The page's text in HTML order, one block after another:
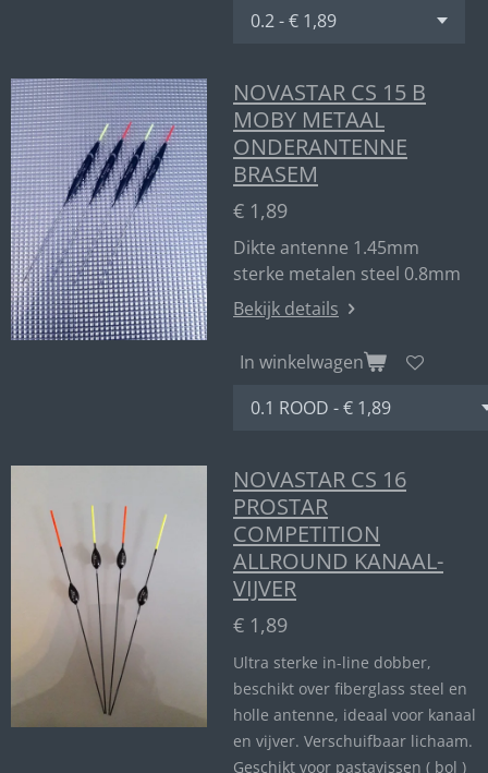
NOVASTAR CS 15 B
MOBY METAAL
ONDERANTENNE
BRASEM
€ 1,89
Dikte antenne 1.45mm
sterke metalen steel 0.8mm
Bekijk details
In winkelwagen
NOVASTAR CS 16
PROSTAR
COMPETITION
ALLROUND KANAAL-
VIJVER
€ 1,89
Ultra sterke in-line dobber,
beschikt over fiberglass steel en
holle antenne, ideaal voor kanaal
en vijver. Verschuifbaar lichaam.
Geschikt voor pastavissen ( bol )